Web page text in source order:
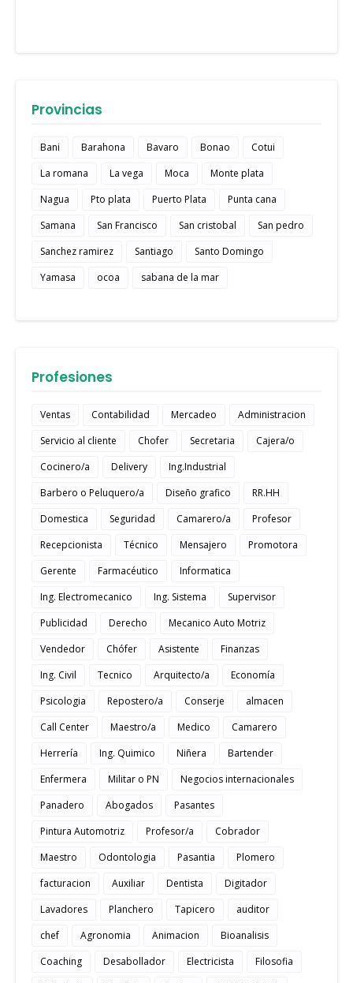
Provincias
Bani Barahona Bavaro Bonao
Cotui
La romana
La vega Moca
Monte plata
Nagua
Pto plata Puerto Plata
Punta cana
Samana
San Francisco San cristobal
San pedro
Sanchez ramirez
Santiago
Santo Domingo
Yamasa
ocoa sabana de la mar
Profesiones
Ventas Contabilidad Mercadeo
Administracion
Servicio al cliente
Chofer Secretaria
Cajera/o
Cocinero/a
Delivery
Ing.Industrial
Barbero o Peluquero/a
Diseño grafico
RR.HH
Domestica
Seguridad Camarero/a
Profesor
Recepcionista
Técnico Mensajero
Promotora
Gerente
Farmacéutico
Informatica
Ing. Electromecanico
Ing. Sistema
Supervisor
Publicidad
Derecho
Mecanico Auto Motriz
Vendedor
Chófer Asistente
Finanzas
Ing. Civil
Tecnico Arquitecto/a
Economía
Psicologia
Repostero/a Conserje
almacen
Call Center
Maestro/a Medico
Camarero
Herrería
Ing. Quimico Niñera
Bartender
Enfermera
Militar o PN
Negocios internacionales
Panadero
Abogados
Pasantes
Pintura Automotriz
Profesor/a
Cobrador
Maestro
Odontologia Pasantia
Plomero
facturacion
Auxiliar Dentista
Digitador
Lavadores
Planchero Tapicero
auditor
chef
Agronomia Animacion
Bioanalisis
Coaching
Desabollador Electricista
Filosofia